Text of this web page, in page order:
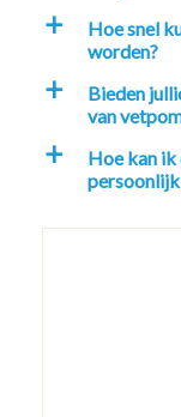
a
Hoe snel
worden?
a
Bieden
van
a
Hoe kan
persoonlijk